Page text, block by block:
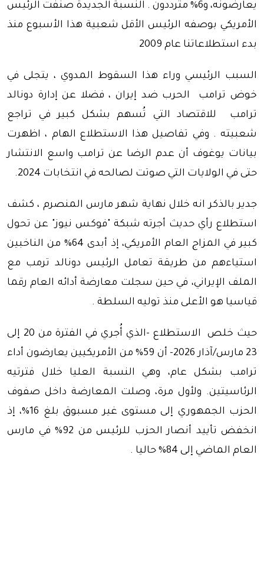
يعارضونه، و6% مترددون . النسبة الجديدة صنفت الرئيس
الأمريكي بوصفه الرئيس الأقل شعبية هذا الأسبوع منذ
بدء استطلاعاتنا عام 2009
السبب الرئيسي وراء هذا السقوط المدوي ، يتجلى في
خوض ترامب الحرب ضد إيران ، فضلا عن إدارة دونالد
ترامب للاقتصاد التي تُسهم بشكل كبير في تراجع
شعبيته . وفي تفاصيل هذا الاستطلاع الهام ، اظهرت
بيانات يوغوف أن عدم الرضا عن ترامب واسع الانتشار
حتى في الولايات التي صوتت لصالحه في انتخابات 2024.
جدير بالذكر انه خلال نهاية شهر مارس المنصرم ، كشف
استطلاع رأي حديث أجرته شبكة "فوكس نيوز" عن تحول
كبير في المزاج العام الأمريكي، إذ أبدى 64% من الناخبين
استياءهم من طريقة تعامل الرئيس دونالد ترمب مع
الملف الإيراني، في حين سجلت معارضة أدائه العام رقما
قياسيا هو الأعلى منذ توليه السلطة .
حيث خلص الاستطلاع -الذي أُجري في الفترة من 20 إلى
23 مارس/آذار 2026- أن 59% من الأمريكيين يعارضون أداء
ترامب بشكل عام، وهي النسبة العليا خلال فترتيه
الرئاسيتين. ولأول مرة، وصلت المعارضة داخل صفوف
الحزب الجمهوري إلى مستوى غير مسبوق بلغ 16%، إذ
انخفض تأييد أنصار الحزب للرئيس من 92% في مارس
العام الماضي إلى 84% حاليا .